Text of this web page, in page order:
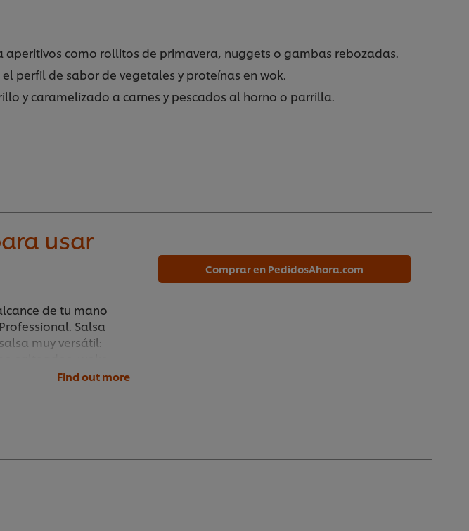
aperitivos como rollitos de primavera, nuggets o gambas rebozadas.
perfil de sabor de vegetales y proteínas en wok.
y caramelizado a carnes y pescados al horno o parrilla.
usar
de tu mano
Salsa
muy versátil:
Find out more
Comprar en PedidosAhora.com